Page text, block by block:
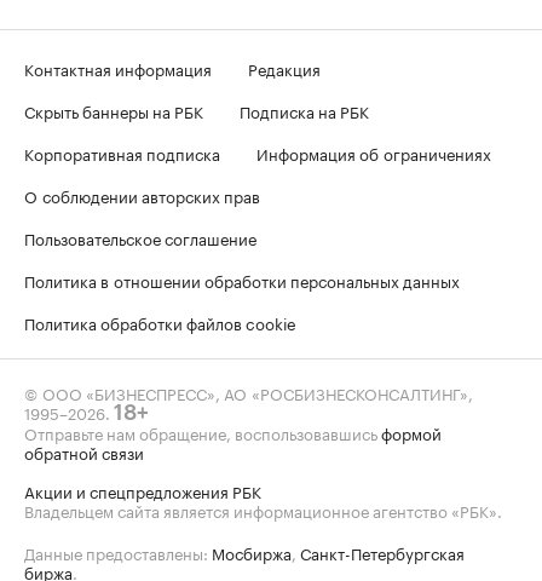
Контактная информация
Редакция
Скрыть баннеры на РБК
Подписка на РБК
Корпоративная подписка
Информация об ограничениях
О соблюдении авторских прав
Пользовательское соглашение
Политика в отношении обработки персональных данных
Политика обработки файлов cookie
© ООО «БИЗНЕСПРЕСС», АО «РОСБИЗНЕСКОНСАЛТИНГ»,
1995–2026 18+
Отправьте нам обращение, воспользовавшисьформой
обратной связи
Акции и спецпредложения РБК
Владельцем сайта является информационное агентство «РБК».
Данные предоставлены: Мосбиржа Санкт-Петербургская
биржа